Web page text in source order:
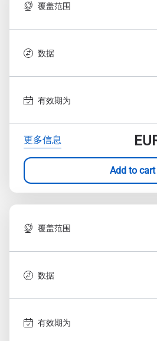
覆盖范围
数据
有效期为
更多信息
Add to cart
覆盖范围
数据
有效期为